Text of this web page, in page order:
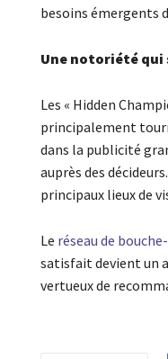
besoins émergents
Une notoriété qui
Les « Hidden
principalement
dans la publicité
auprès des
principaux lieux de
Le réseau de
satisfait devient un
vertueux de